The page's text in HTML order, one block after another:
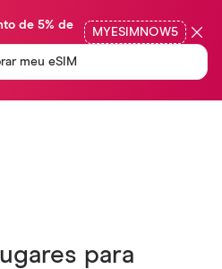
MYESIMNOW5
meu eSIM
para